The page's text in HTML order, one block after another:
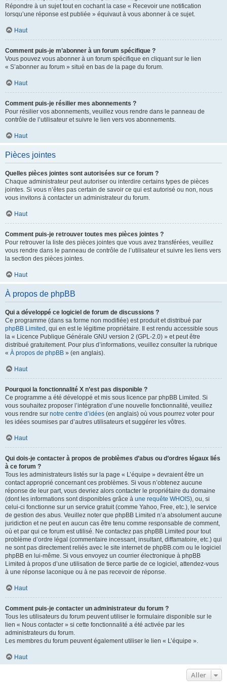
Répondre à un sujet tout en cochant la case « Recevoir une notification
lorsqu’une réponse est publiée » équivaut à vous abonner à ce sujet.
Haut
Comment puis-je m’abonner à un forum spécifique ?
Vous pouvez vous abonner à un forum spécifique en cliquant sur le lien
« S’abonner au forum » situé en bas de la page du forum.
Haut
Comment puis-je résilier mes abonnements ?
Pour résilier vos abonnements, veuillez vous rendre dans le panneau de
contrôle de l’utilisateur et suivre le lien vers vos abonnements.
Haut
Pièces jointes
Quelles pièces jointes sont autorisées sur ce forum ?
Chaque administrateur peut autoriser ou interdire certains types de pièces
jointes. Si vous n’êtes pas certain de savoir ce qui est autorisé ou non, nous
vous invitons à contacter un administrateur du forum.
Haut
Comment puis-je retrouver toutes mes pièces jointes ?
Pour retrouver la liste des pièces jointes que vous avez transférées, veuillez
vous rendre dans le panneau de contrôle de l’utilisateur et suivre les liens vers
la section des pièces jointes.
Haut
À propos de phpBB
Qui a développé ce logiciel de forum de discussions ?
Ce programme (dans sa forme non modifiée) est produit et distribué par
phpBB Limited , qui en est le légitime propriétaire. Il est rendu accessible sous
la « Licence Publique Générale GNU version 2 (GPL-2.0) » et peut être
distribué gratuitement. Pour plus d’informations, veuillez consulter la rubrique
« À propos de phpBB » (en anglais).
Haut
Pourquoi la fonctionnalité X n’est pas disponible ?
Ce programme a été développé et mis sous licence par phpBB Limited. Si
vous souhaitez proposer l’intégration d’une nouvelle fonctionnalité, veuillez
vous rendre sur notre centre d’idées (en anglais) où vous pourrez voter pour
les idées soumises par d’autres utilisateurs et suggérer les vôtres.
Haut
Qui dois-je contacter à propos de problèmes d’abus ou d’ordres légaux liés
à ce forum ?
Tous les administrateurs listés sur la page « L’équipe » devraient être un
contact approprié concernant ces problèmes. Si vous n’obtenez aucune
réponse de leur part, vous devriez alors contacter le propriétaire du domaine
(dont les informations sont disponibles grâce à une requête WHOIS), ou, si
celui-ci fonctionne sur un service gratuit (comme Yahoo, Free, etc.), le service
de gestion des abus. Veuillez noter que phpBB Limited n’a absolument aucune
juridiction et ne peut en aucun cas être tenu comme responsable de comment,
où et par qui ce forum est utilisé. Ne contactez pas phpBB Limited pour tout
problème d’ordre légal (commentaire incessant, insultant, diffamatoire, etc.) qui
ne sont pas directement reliés avec le site internet de phpBB.com ou le logiciel
phpBB en lui-même. Si vous envoyez un courrier électronique à phpBB
Limited à propos d’une utilisation de tierce partie de ce logiciel, attendez-vous
à une réponse laconique ou à ne pas recevoir de réponse.
Haut
Comment puis-je contacter un administrateur du forum ?
Tous les utilisateurs du forum peuvent utiliser le formulaire disponible sur le
lien « Nous contacter » si cette fonctionnalité a été activée par les
administrateurs du forum.
Les membres du forum peuvent également utiliser le lien « L’équipe ».
Haut
Aller